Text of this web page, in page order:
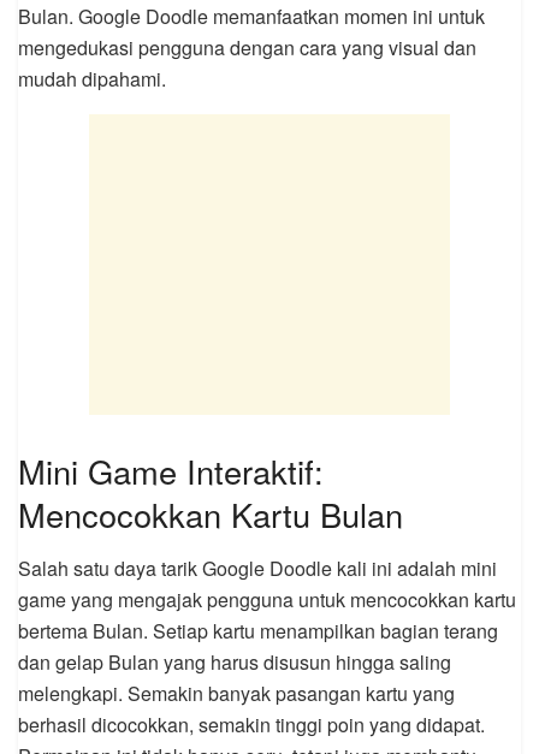
Bulan. Google Doodle memanfaatkan momen ini untuk
mengedukasi pengguna dengan cara yang visual dan
mudah dipahami.
Mini Game Interaktif:
Mencocokkan Kartu Bulan
Salah satu daya tarik Google Doodle kali ini adalah mini
game yang mengajak pengguna untuk mencocokkan kartu
bertema Bulan. Setiap kartu menampilkan bagian terang
dan gelap Bulan yang harus disusun hingga saling
melengkapi. Semakin banyak pasangan kartu yang
berhasil dicocokkan, semakin tinggi poin yang didapat.